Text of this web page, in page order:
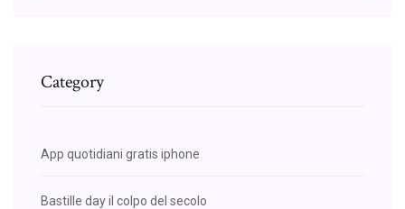
Category
App quotidiani gratis iphone
Bastille day il colpo del secolo